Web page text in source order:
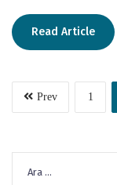
Read Article
Prev 1